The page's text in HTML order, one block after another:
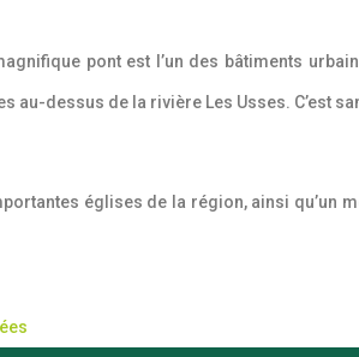
pont est l’un des bâtiments
au-dessus de la rivière Les Usses.
églises de la région, ainsi qu’un